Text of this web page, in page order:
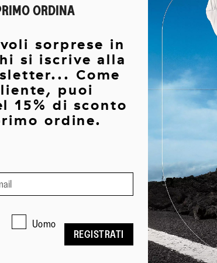
ORDINA
sorprese in
si iscrive alla
Come
puoi
15% di sconto
ordine.
Uomo
REGISTRATI